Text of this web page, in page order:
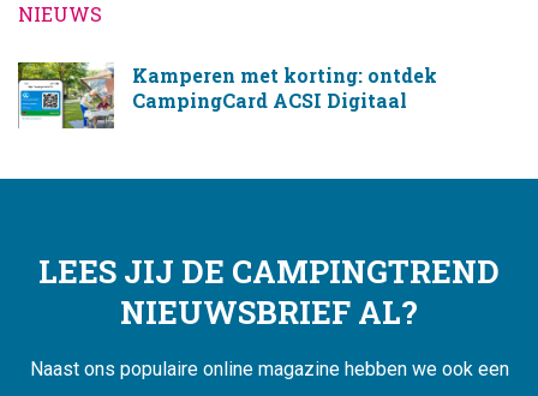
NIEUWS
Kamperen met korting: ontdek
CampingCard ACSI Digitaal
LEES JIJ DE CAMPINGTREND
NIEUWSBRIEF AL?
Naast ons populaire online magazine hebben we ook een